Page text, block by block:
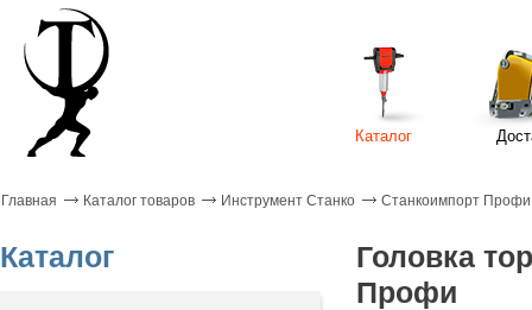
Каталог
Главная Каталог товаров Инструмент Станко Станкоимпорт Профи
Каталог
Головка
Профи